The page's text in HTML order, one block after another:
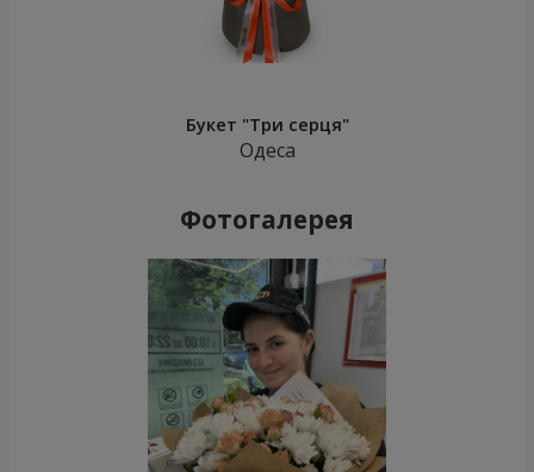
Букет "Три серця"
Одеса
Фотогалерея